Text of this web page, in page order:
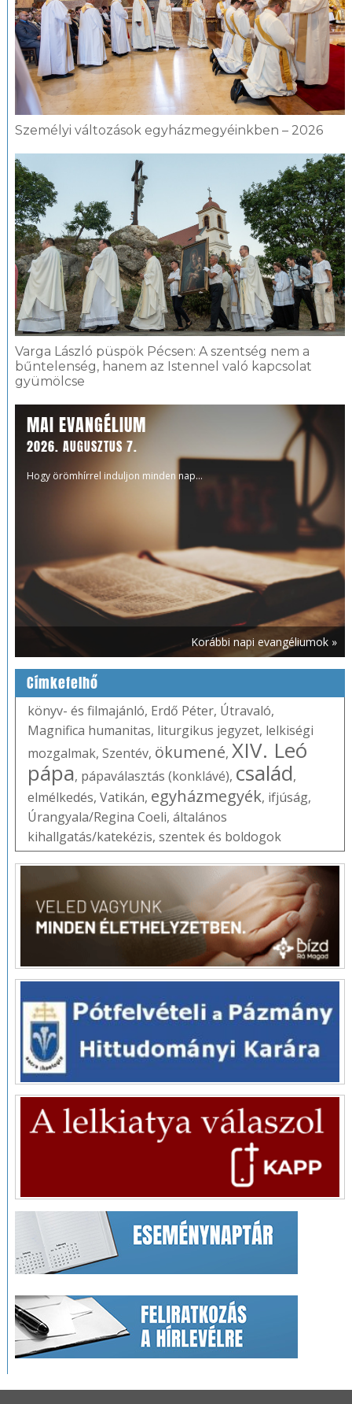
Személyi változások egyházmegyéinkben – 2026
Varga László püspök Pécsen: A szentség nem a
bűntelenség, hanem az Istennel való kapcsolat
gyümölcse
MAI EVANGÉLIUM
2026. AUGUSZTUS 7.
Hogy örömhírrel induljon minden nap...
Korábbi napi evangéliumok »
Címkefelhő
könyv- és filmajánló, Erdő Péter, Útravaló,
Magnifica humanitas, liturgikus jegyzet, lelkiségi
mozgalmak, Szentév, ökumené, XIV. Leó
pápa, pápaválasztás (konklávé), család,
elmélkedés, Vatikán, egyházmegyék, ifjúság,
Úrangyala/Regina Coeli, általános
kihallgatás/katekézis, szentek és boldogok